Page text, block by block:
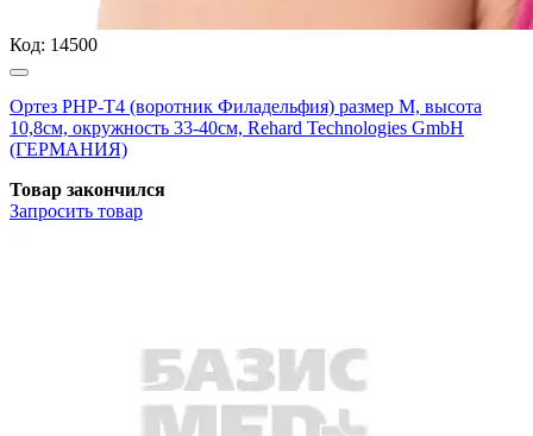
Код: 14500
Ортез РНР-Т4 (воротник Филадельфия) размер M, высота
10,8см, окружность 33-40см, Rehard Technologies GmbH
(ГЕРМАНИЯ)
Товар закончился
Запросить товар